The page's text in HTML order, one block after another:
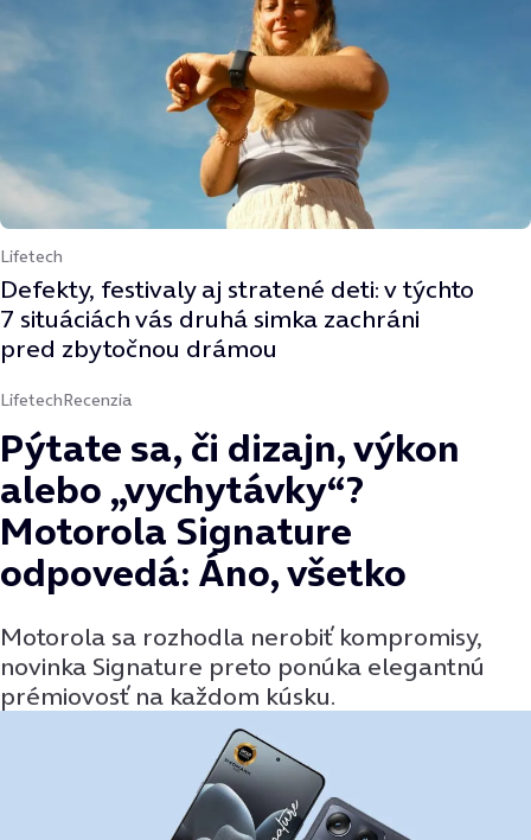
Lifetech
Defekty, festivaly aj stratené deti: v týchto
7 situáciách vás druhá simka zachráni
pred zbytočnou drámou
LifetechRecenzia
Pýtate sa, či dizajn, výkon
alebo „vychytávky“?
Motorola Signature
odpovedá: Áno, všetko
Motorola sa rozhodla nerobiť kompromisy,
novinka Signature preto ponúka elegantnú
prémiovosť na každom kúsku.